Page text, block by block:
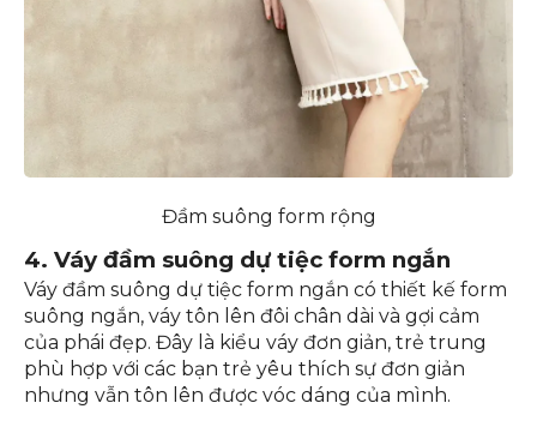
Đầm suông form rộng
4. Váy đầm suông dự tiệc form ngắn
Váy đầm suông dự tiệc form ngắn có thiết kế form
suông ngắn, váy tôn lên đôi chân dài và gợi cảm
của phái đẹp. Đây là kiểu váy đơn giản, trẻ trung
phù hợp với các bạn trẻ yêu thích sự đơn giản
nhưng vẫn tôn lên được vóc dáng của mình.